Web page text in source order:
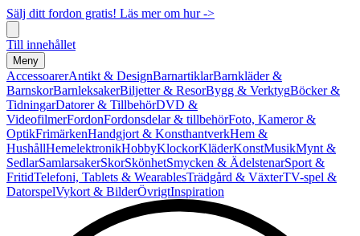
Sälj ditt fordon gratis! Läs mer om hur ->
Till innehållet
Meny
AccessoarerAntikt & DesignBarnartiklarBarnkläder &
BarnskorBarnleksakerBiljetter & ResorBygg & VerktygBöcker &
TidningarDatorer & TillbehörDVD &
VideofilmerFordonFordonsdelar & tillbehörFoto, Kameror &
OptikFrimärkenHandgjort & KonsthantverkHem &
HushållHemelektronikHobbyKlockorKläderKonstMusikMynt &
SedlarSamlarsakerSkorSkönhetSmycken & ÄdelstenarSport &
FritidTelefoni, Tablets & WearablesTrädgård & VäxterTV-spel &
DatorspelVykort & BilderÖvrigtInspiration